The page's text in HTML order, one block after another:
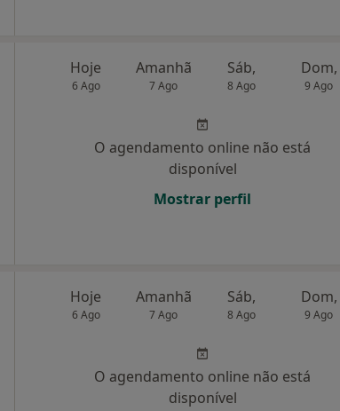
Hoje
6 Ago
Amanhã
7 Ago
Sáb,
8 Ago
Dom,
9 Ago
O agendamento online não está
disponível
Mostrar perfil
Hoje
6 Ago
Amanhã
7 Ago
Sáb,
8 Ago
Dom,
9 Ago
O agendamento online não está
disponível